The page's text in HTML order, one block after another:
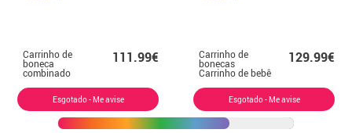
Carrinho de
boneca
combinado
111.99€
Esgotado - Me avise
Carrinho de
bonecas
Carrinho de bebê
129.99€
Esgotado - Me avise